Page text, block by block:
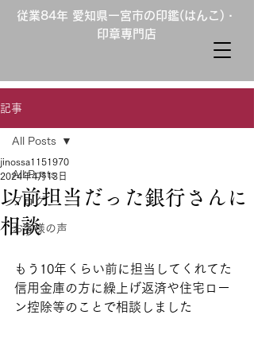
従業84年 愛知県一宮市の印鑑(はんこ)・
印章専門店
記事
All Posts
ブログ
お客様の声
All Posts
以前担当だった銀行さんに
相談
jinossa1151970
2024年4月13日
もう10年くらい前に担当してくれてた
信用金庫の方に繰上げ返済や住宅ロー
ン控除等のことで相談しました